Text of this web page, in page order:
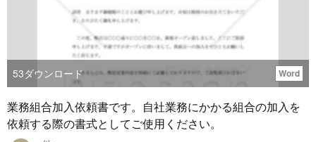
53ダウンロード Word
業務組合加入依頼書です。自社業務にかかる組合の加入を
依頼する際の書式としてご使用ください。